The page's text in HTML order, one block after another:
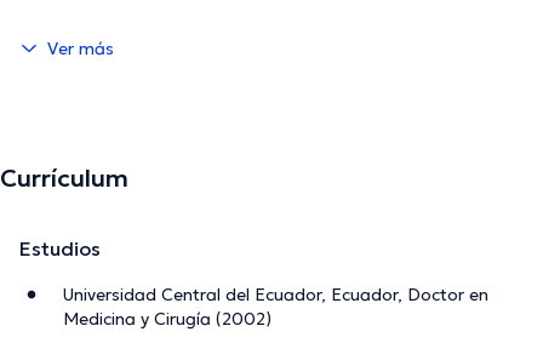
Ver más
Currículum
Estudios
Universidad Central del Ecuador, Ecuador, Doctor en
Medicina y Cirugía (2002)